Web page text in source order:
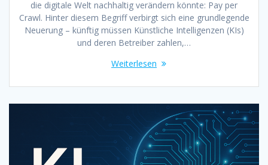
die digitale Welt nachhaltig verändern könnte: Pay per
Crawl. Hinter diesem Begriff verbirgt sich eine grundlegende
Neuerung – künftig müssen Künstliche Intelligenzen (KIs)
und deren Betreiber zahlen,…
Weiterlesen